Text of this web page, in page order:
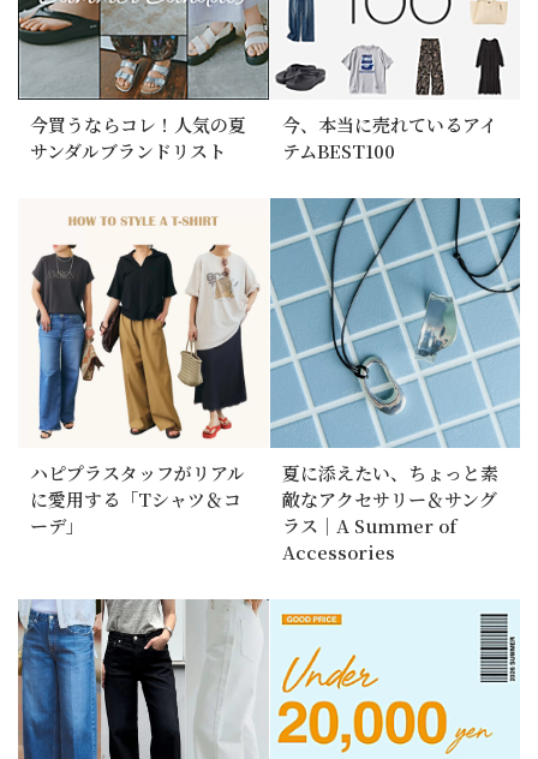
今買うならコレ！人気の夏
サンダルブランドリスト
今、本当に売れているアイ
テムBEST100
ハピプラスタッフがリアル
に愛用する「Tシャツ＆コ
ーデ」
夏に添えたい、ちょっと素
敵なアクセサリー＆サング
ラス｜A Summer of
Accessories